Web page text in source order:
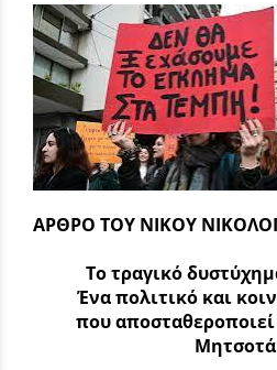
ΑΡΘΡΟ ΤΟΥ ΝΙΚΟΥ
Το τραγικό
Ένα πολιτικό και
που